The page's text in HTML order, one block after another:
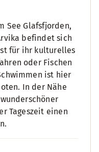
See Glafsfjorden,
befindet sich
für ihr kulturelles
oder Fischen
ist hier
In der Nähe
Tageszeit einen